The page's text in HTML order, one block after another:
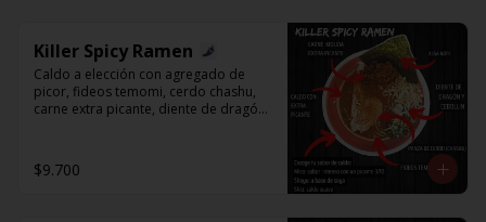
Killer Spicy Ramen
Caldo a elección con agregado de
picor, fideos temomi, cerdo chashu,
carne extra picante, diente de dragón,
$9.700